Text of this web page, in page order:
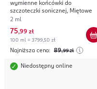
wymienne końcówki do
szczoteczki sonicznej, Miętowe
2 ml
75,99 zł
100 ml = 3799,50 zł
Najniższa cena: 89,99 zł
Niedostępny online